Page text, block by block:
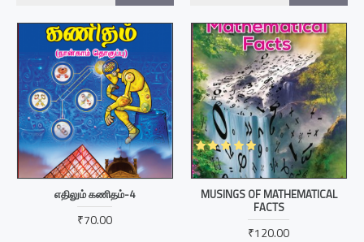
எதிலும் கணிதம்-4
₹70.00
MUSINGS OF MATHEMATICAL
FACTS
₹120.00